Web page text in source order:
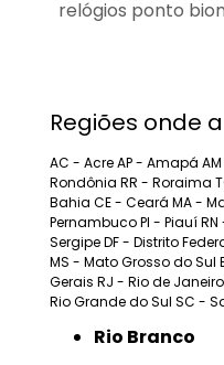
relógios ponto
Regiões onde
AC - AcreAP - Amapá
Rondônia RR - Roraima
Bahia CE - Ceará MA -
PernambucoPI - Piauí
SergipeDF - Distrito
MS - Mato Grosso do Sul
Gerais RJ - Rio de Janeiro
Rio Grande do Sul SC -
Rio Branco